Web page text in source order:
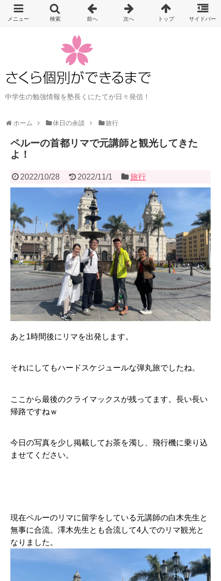
中学生の勉強情報を塾長くにたてが日々発信！
ホーム 休日の余談 旅行
ペルーの首都リマで元講師と観光してきた
よ！
2022/10/28 2022/11/1 旅行
あと1時間後にリマを出発します。
それにしてもハードスケジュールな弾丸旅でしたね。
ここから最後のクライマックスが残ってます。長い長い
帰路ですねｗ
今日の写真を少し掲載してお茶を濁し、飛行機に乗り込
ませてください。
現在ペルーのリマに留学をしている元講師の白木先生と
無事に合流。澤木先生とも合流して4人でのリマ観光と
なりました。